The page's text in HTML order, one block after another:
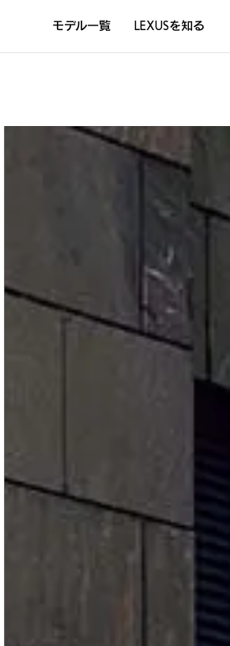
モデル一覧 LEXUSを知る
DISCOVER THE LEXUS LIFE
Concept Car